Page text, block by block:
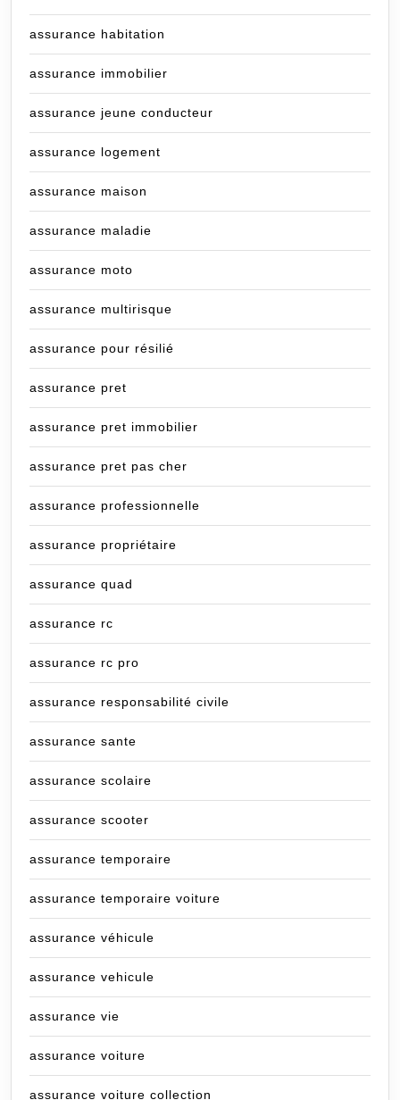
assurance habitation
assurance immobilier
assurance jeune conducteur
assurance logement
assurance maison
assurance maladie
assurance moto
assurance multirisque
assurance pour résilié
assurance pret
assurance pret immobilier
assurance pret pas cher
assurance professionnelle
assurance propriétaire
assurance quad
assurance rc
assurance rc pro
assurance responsabilité civile
assurance sante
assurance scolaire
assurance scooter
assurance temporaire
assurance temporaire voiture
assurance véhicule
assurance vehicule
assurance vie
assurance voiture
assurance voiture collection